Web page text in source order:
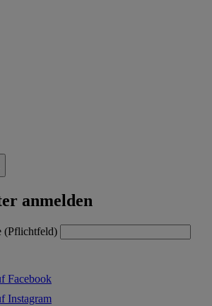
anmelden
(Pflichtfeld)
Facebook
Instagram